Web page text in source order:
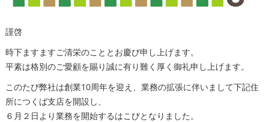
謹啓
時下ますますご清栄のこととお慶び申し上げます。
平素は格別のご愛顧を賜り誠に有り難く厚く御礼申し上げます。
このたび弊社は創業10周年を迎え、業務の拡張に伴いまして下記住
所につくば支店を開設し、
６月２日より業務を開始するはこびとなりました。